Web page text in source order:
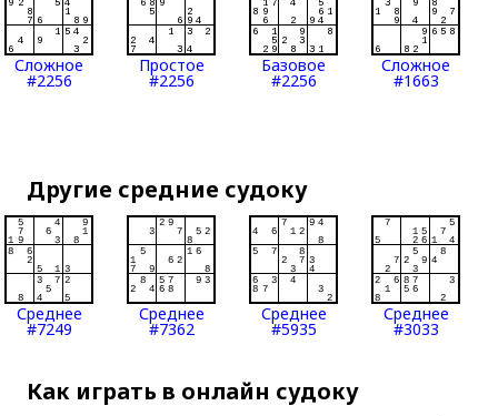
Сложное
#2256
Простое
#2256
Базовое
#2256
Сложное
#1663
Другие средние судоку
Среднее
#7249
Среднее
#7362
Среднее
#5935
Среднее
#3033
Как играть в онлайн судоку